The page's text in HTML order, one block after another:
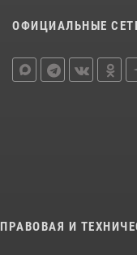
ОФИЦИАЛЬНЫЕ
ПРАВОВАЯ И